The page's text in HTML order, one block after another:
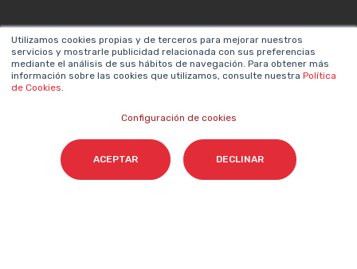
Utilizamos cookies propias y de terceros para mejorar nuestros
servicios y mostrarle publicidad relacionada con sus preferencias
mediante el análisis de sus hábitos de navegación. Para obtener más
información sobre las cookies que utilizamos, consulte nuestra Política
de Cookies.
Configuración de cookies
ACEPTAR DECLINAR
Email*
Cyberclick me contacte conforme a la
Política de Privacidad.*